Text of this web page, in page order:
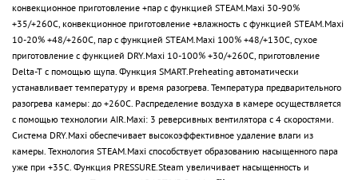
конвекционное приготовление +пар с функцией STEAM.Maxi 30-90%
+35/+260С, конвекционное приготовление +влажность с функцией STEAM.Maxi
10-20% +48/+260С, пар с функцией STEAM.Maxi 100% +48/+130С, сухое
приготовление с функцией DRY.Maxi 10-100% +30/+260С, приготовление
Delta-T с помощью щупа. Функция SMART.Preheating автоматически
устанавливает температуру и время разогрева. Температура предварительного
разогрева камеры: до +260С. Распределение воздуха в камере осуществляется
с помощью технологии AIR.Maxi: 3 реверсивных вентилятора с 4 скоростями.
Система DRY.Maxi обеспечивает высокоэффективное удаление влаги из
камеры. Технология STEAM.Maxi способствует образованию насыщенного пара
уже при +35С. Функция PRESSURE.Steam увеличивает насыщенность и